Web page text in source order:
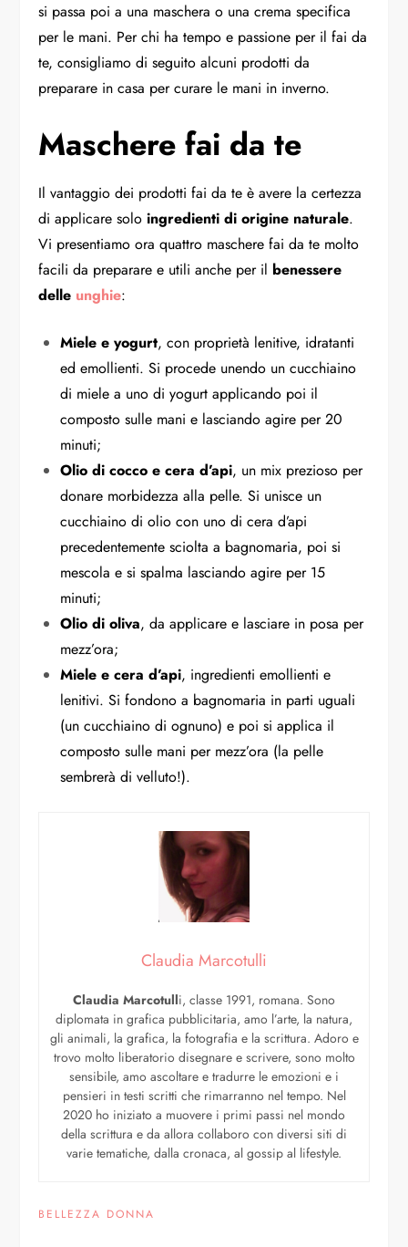
si passa poi a una maschera o una crema specifica
per le mani. Per chi ha tempo e passione per il fai da
te, consigliamo di seguito alcuni prodotti da
preparare in casa per curare le mani in inverno.
Maschere fai da te
Il vantaggio dei prodotti fai da te è avere la certezza
di applicare soloingredienti di origine naturale.
Vi presentiamo ora quattro maschere fai da te molto
facili da preparare e utili anche per il benessere
delle unghie:
Miele e yogurt, con proprietà lenitive, idratanti
ed emollienti. Si procede unendo un cucchiaino
di miele a uno di yogurt applicando poi il
composto sulle mani e lasciando agire per 20
minuti;
Olio di cocco e cera d’api, un mix prezioso per
donare morbidezza alla pelle. Si unisce un
cucchiaino di olio con uno di cera d’api
precedentemente sciolta a bagnomaria, poi si
mescola e si spalma lasciando agire per 15
minuti;
Olio di oliva, da applicare e lasciare in posa per
mezz’ora;
Miele e cera d’api, ingredienti emollienti e
lenitivi. Si fondono a bagnomaria in parti uguali
(un cucchiaino di ognuno) e poi si applica il
composto sulle mani per mezz’ora (la pelle
sembrerà di velluto!).
Claudia Marcotulli
Claudia Marcotulli, classe 1991, romana. Sono
diplomata in grafica pubblicitaria, amo l’arte, la natura,
gli animali, la grafica, la fotografia e la scrittura. Adoro e
trovo molto liberatorio disegnare e scrivere, sono molto
sensibile, amo ascoltare e tradurre le emozioni e i
pensieri in testi scritti che rimarranno nel tempo. Nel
2020 ho iniziato a muovere i primi passi nel mondo
della scrittura e da allora collaboro con diversi siti di
varie tematiche, dalla cronaca, al gossip al lifestyle.
BELLEZZA DONNA